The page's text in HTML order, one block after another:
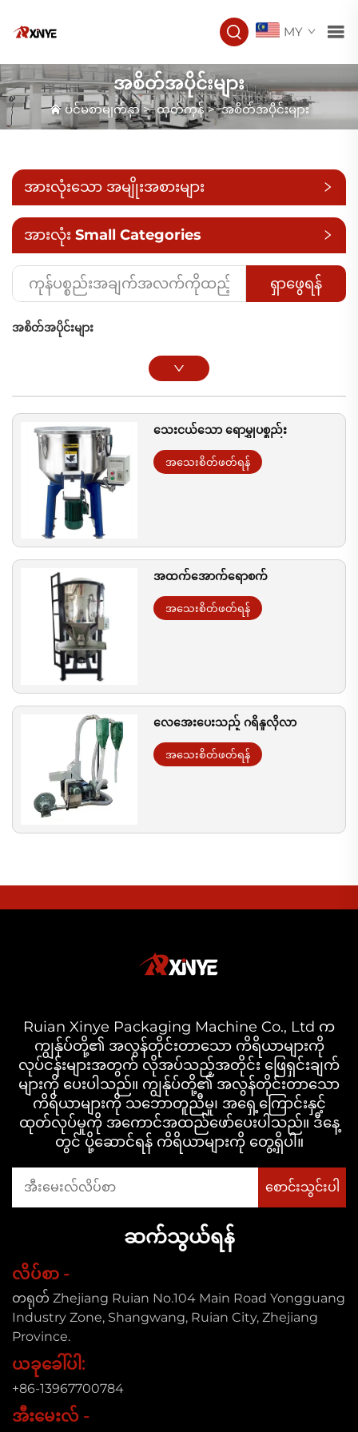
MY
အစိတ်အပိုင်းများ
ပင်မစာမျက်နှာ>ထုတ်ကုန်>အစိတ်အပိုင်းများ
အားလုံးသော အမျိုးအစားများ
အားလုံး Small Categories
ရှာဖွေရန်
အစိတ်အပိုင်းများ
သေးငယ်သော ရောမွှုပစ္စည်း
အသေးစိတ်ဖတ်ရန်
အထက်အောက်ရောစက်
အသေးစိတ်ဖတ်ရန်
လေအေးပေးသည့် ဂရိနူလိုလာ
အသေးစိတ်ဖတ်ရန်
Ruian Xinye Packaging Machine Co., Ltd က
ကျွန်ုပ်တို့၏ အလွန်တိုင်းတာသော ကိရိယာများကို
လုပ်ငန်းများအတွက် လိုအပ်သည့်အတိုင်း ဖြေရှင်းချက်
များကို ပေးပါသည်။ ကျွန်ုပ်တို့၏ အလွန်တိုင်းတာသော
ကိရိယာများကို သဘောတူညီမှု၊ အရှေ့ကြောင်းနှင့်
ထုတ်လုပ်မှုကို အကောင်အထည်ဖော်ပေးပါသည်။ ဒီနေ့
တွင် ပို့ဆောင်ရန် ကိရိယာများကို တွေ့ရှိပါ။
ဆက်သွယ်ရန်
လိပ်စာ -
တရုတ် Zhejiang Ruian No.104 Main Road Yongguang
Industry Zone, Shangwang, Ruian City, Zhejiang
Province.
ယခုခေါ်ပါ:
+86-13967700784
အီးမေးလ် -